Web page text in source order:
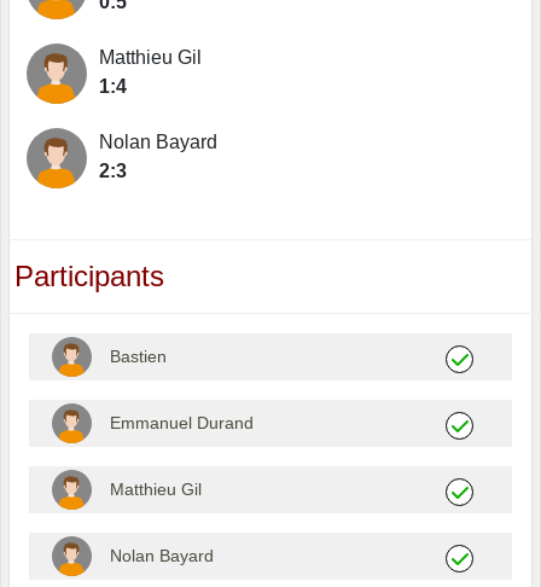
Matthieu Gil
1:4
Nolan Bayard
2:3
Participants
Bastien
Emmanuel Durand
Matthieu Gil
Nolan Bayard